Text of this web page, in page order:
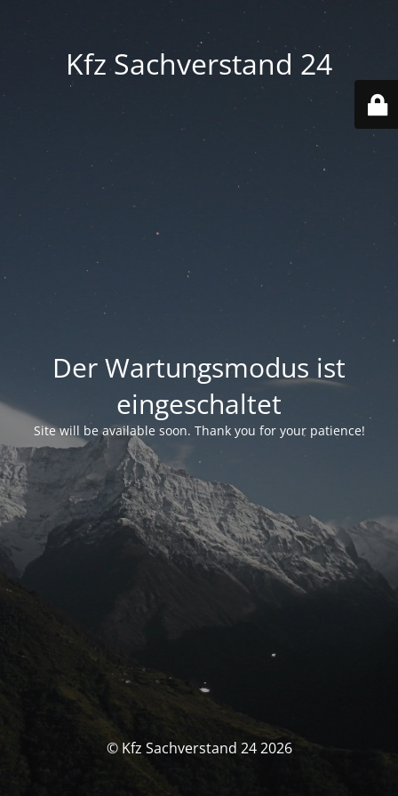
Kfz Sachverstand 24
Der Wartungsmodus ist
eingeschaltet
Site will be available soon. Thank you for your patience!
© Kfz Sachverstand 24 2026